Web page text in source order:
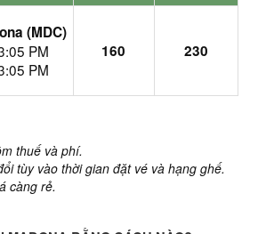
(MDC)
PM
PM
160 230
thuế và phí.
tùy vào thời gian đặt vé và hạng ghế.
càng rẻ.